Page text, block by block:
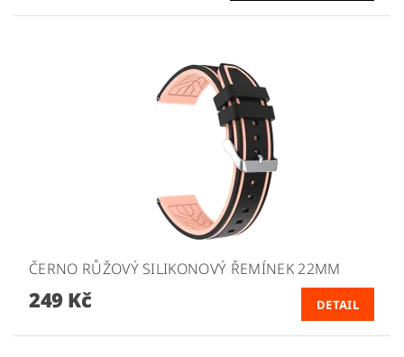
ČERNO RŮŽOVÝ SILIKONOVÝ ŘEMÍNEK 22MM
249 Kč DETAIL